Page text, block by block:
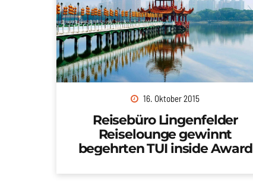
16. Oktober 2015
Reisebüro Lingenfelder
Reiselounge gewinnt
begehrten TUI inside Award